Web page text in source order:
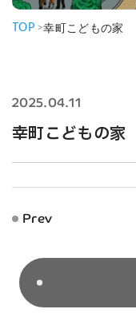
TOP >幸町こどもの家
2025.04.11
幸町こどもの家
Prev